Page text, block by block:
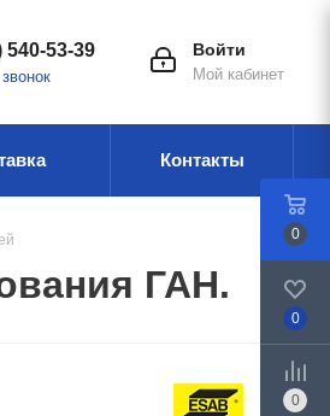
Войти
Мой кабинет
540-53-39
Контакты
ГАН.
0
0
0